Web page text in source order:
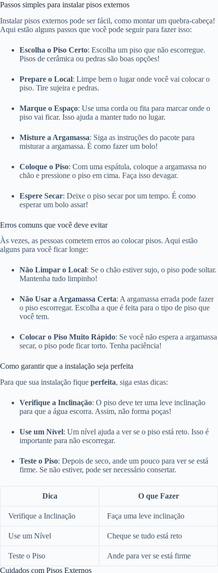
Passos simples para instalar pisos externos
Instalar pisos externos pode ser fácil, como montar um quebra-cabeça!
Aqui estão alguns passos que você pode seguir para fazer isso:
Escolha o Piso Certo: Escolha um piso que não escorregue.
Pisos de cerâmica ou pedras são boas opções!
Prepare o Local: Limpe bem o lugar onde você vai colocar o
piso. Tire sujeira e pedras.
Marque o Espaço: Use uma corda ou fita para marcar onde o
piso vai ficar. Isso ajuda a manter tudo no lugar.
Misture a Argamassa: Siga as instruções do pacote para
misturar a argamassa. É como fazer um bolo!
Coloque o Piso: Com uma espátula, coloque a argamassa no
chão e pressione o piso em cima. Faça isso devagar.
Espere Secar: Deixe o piso secar por um tempo. É como
esperar um bolo assar!
Erros comuns que você deve evitar
Às vezes, as pessoas cometem erros ao colocar pisos. Aqui estão
alguns para você ficar longe:
Não Limpar o Local: Se o chão estiver sujo, o piso pode soltar.
Mantenha tudo limpinho!
Não Usar a Argamassa Certa: A argamassa errada pode fazer
o piso escorregar. Escolha a que é feita para o tipo de piso que
você tem.
Colocar o Piso Muito Rápido: Se você não espera a argamassa
secar, o piso pode ficar torto. Tenha paciência!
Como garantir que a instalação seja perfeita
Para que sua instalação fique perfeita, siga estas dicas:
Verifique a Inclinação: O piso deve ter uma leve inclinação
para que a água escorra. Assim, não forma poças!
Use um Nível: Um nível ajuda a ver se o piso está reto. Isso é
importante para não escorregar.
Teste o Piso: Depois de seco, ande um pouco para ver se está
firme. Se não estiver, pode ser necessário consertar.
Dica O que Fazer
Verifique a Inclinação Faça uma leve inclinação
Use um Nível Cheque se tudo está reto
Teste o Piso
Ande para ver se está firme
Cuidados com Pisos Externos